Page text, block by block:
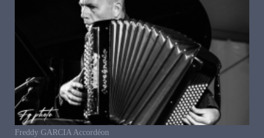
Freddy GARCIA Accordéon